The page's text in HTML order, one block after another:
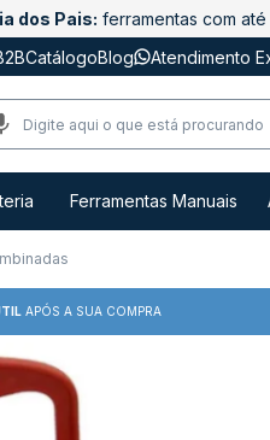
dos Pais: ferramentas com até
CatálogoBlog Atendimento
Ferramentas Manuais
APÓS A SUA COMPRA